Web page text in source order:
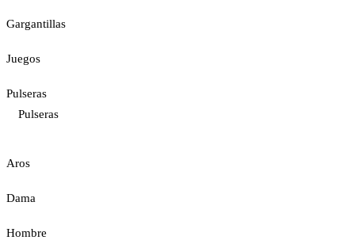
Gargantillas
Juegos
Pulseras
Pulseras
Aros
Dama
Hombre